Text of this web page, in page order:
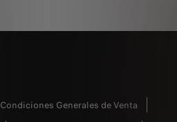
Condiciones Generales de Venta